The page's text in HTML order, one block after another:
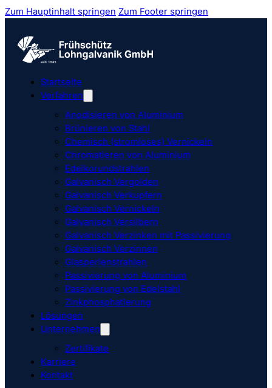
Zum Hauptinhalt springen Zum Footer springen
Startseite
Verfahren
Anodisieren von Aluminium
Brünieren von Stahl
Chemisch (stromloses) Vernickeln
Chromatieren von Aluminium
Edelkorundstrahlen
Galvanisch Vergolden
Galvanisch Verkupfern
Galvanisch Vernickeln
Galvanisch Versilbern
Galvanisch Verzinken mit Passivierung
Galvanisch Verzinnen
Glasperlenstrahlen
Passivierung von Aluminium
Passivierung von Edelstahl
Zinkphosphatierung
Lösungen
Unternehmen
Zertifikate
Karriere
Kontakt